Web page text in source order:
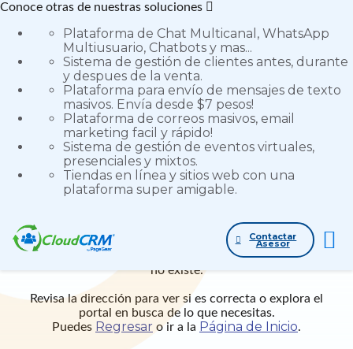
Conoce otras de nuestras soluciones
Plataforma de Chat Multicanal, WhatsApp
Multiusuario, Chatbots y mas...
Sistema de gestión de clientes antes, durante
y despues de la venta.
Plataforma para envío de mensajes de texto
masivos. Envía desde $7 pesos!
Plataforma de correos masivos, email
marketing facil y rápido!
Sistema de gestión de eventos virtuales,
presenciales y mixtos.
Tiendas en línea y sitios web con una
plataforma super amigable.
Contactar
Asesor
Opps!! Error 404!
Parece que estas intentando acceder a un contenido que
no existe.
Revisa la dirección para ver si es correcta o explora el
portal en busca de lo que necesitas.
Puedes Regresar o ir a la Página de Inicio.